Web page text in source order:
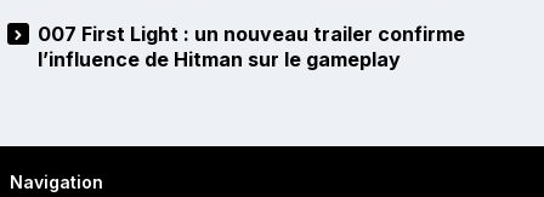
007 First Light : un nouveau trailer confirme
l’influence de Hitman sur le gameplay
Navigation